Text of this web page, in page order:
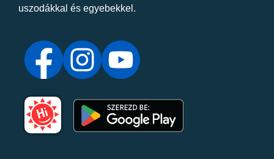
uszodákkal és egyebekkel.